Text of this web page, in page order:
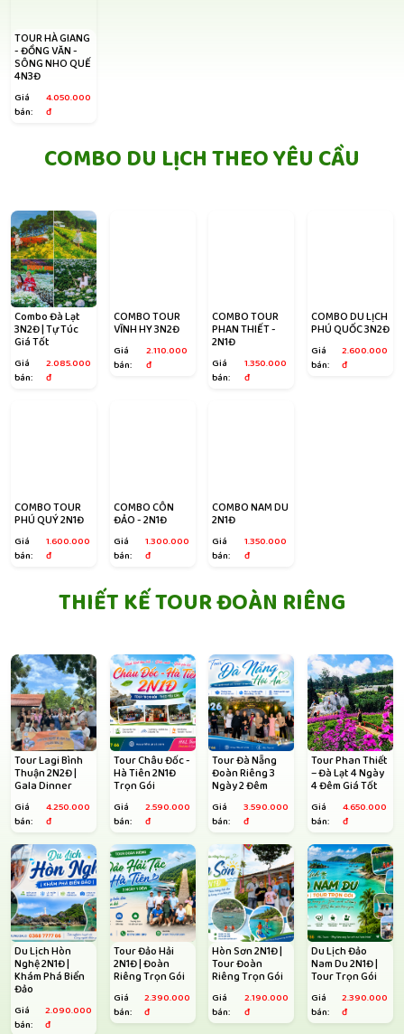
TOUR HÀ GIANG
- ĐỒNG VĂN -
SÔNG NHO QUẾ
4N3Đ
Giá
bán:
4.050.000
đ
COMBO DU LỊCH THEO YÊU CẦU
Combo Đà Lạt
3N2Đ | Tự Túc
Giá Tốt
Giá
bán:
2.085.000
đ
COMBO TOUR
VĨNH HY 3N2Đ
Giá
bán:
2.110.000
đ
COMBO TOUR
PHAN THIẾT -
2N1Đ
Giá
bán:
1.350.000
đ
COMBO DU LỊCH
PHÚ QUỐC 3N2Đ
Giá
bán:
2.600.000
đ
COMBO TOUR
PHÚ QUÝ 2N1Đ
Giá
bán:
1.600.000
đ
COMBO CÔN
ĐẢO - 2N1Đ
Giá
bán:
1.300.000
đ
COMBO NAM DU
2N1Đ
Giá
bán:
1.350.000
đ
THIẾT KẾ TOUR ĐOÀN RIÊNG
Tour Lagi Bình
Thuận 2N2Đ |
Gala Dinner
Giá
bán:
4.250.000
đ
Tour Châu Đốc -
Hà Tiên 2N1Đ
Trọn Gói
Giá
bán:
2.590.000
đ
Tour Đà Nẵng
Đoàn Riêng 3
Ngày 2 Đêm
Giá
bán:
3.590.000
đ
Tour Phan Thiết
– Đà Lạt 4 Ngày
4 Đêm Giá Tốt
Giá
bán:
4.650.000
đ
Du Lịch Hòn
Nghệ 2N1Đ |
Khám Phá Biển
Đảo
Giá
bán:
2.090.000
đ
Tour Đảo Hải
2N1Đ | Đoàn
Riêng Trọn Gói
Giá
bán:
2.390.000
đ
Hòn Sơn 2N1Đ |
Tour Đoàn
Riêng Trọn Gói
Giá
bán:
2.190.000
đ
Du Lịch Đảo
Nam Du 2N1Đ |
Tour Trọn Gói
Giá
bán:
2.390.000
đ